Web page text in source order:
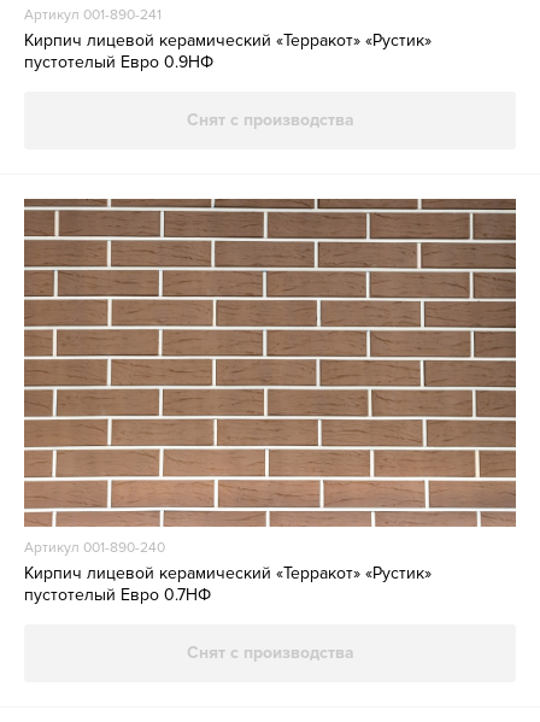
Артикул 001-890-241
Кирпич лицевой керамический «Терракот» «Рустик»
пустотелый Евро 0.9НФ
Снят с производства
Артикул 001-890-240
Кирпич лицевой керамический «Терракот» «Рустик»
пустотелый Евро 0.7НФ
Снят с производства